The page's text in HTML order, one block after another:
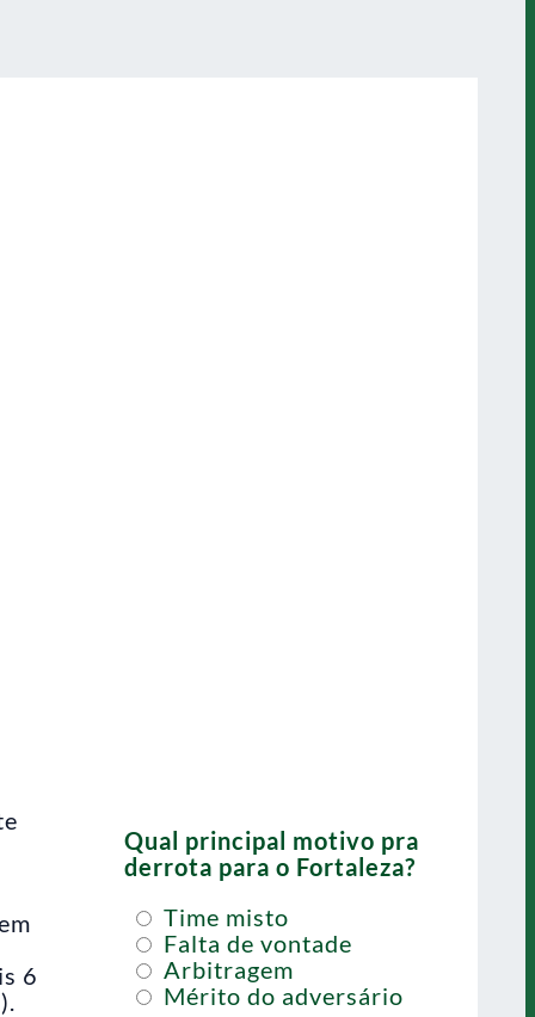
6
Qual principal motivo pra
derrota para o Fortaleza?
Time misto
Falta de vontade
Arbitragem
Mérito do adversário